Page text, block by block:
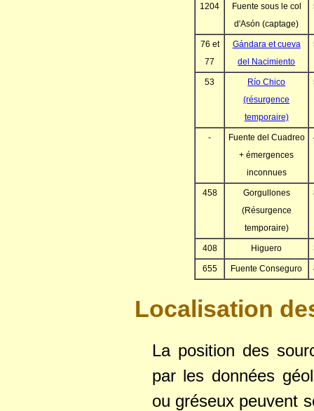
1204
Fuente sous le col
d'Asón (captage)
76 et
77
Gándara et cueva
del Nacimiento
53
Río Chico
(résurgence
temporaire)
-
Fuente del Cuadreo
+ émergences
inconnues
458
Gorgullones
(Résurgence
temporaire)
408 Higuero
655 Fuente Conseguro
Localisation
La position des
par les données
ou gréseux peuvent